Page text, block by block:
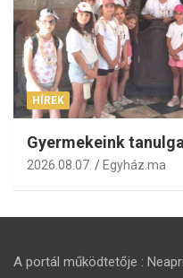
HÍREK
Gyermekeink
2026.08.07. Egyház.ma
A portál működtetője :